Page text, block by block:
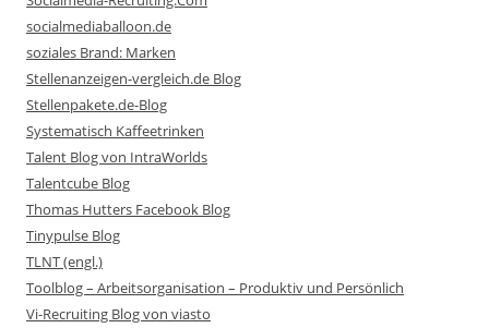
socialmediaballoon.de
soziales Brand: Marken
Stellenanzeigen-vergleich.de Blog
Stellenpakete.de-Blog
Systematisch Kaffeetrinken
Talent Blog von IntraWorlds
Talentcube Blog
Thomas Hutters Facebook Blog
Tinypulse Blog
TLNT (engl.)
Toolblog – Arbeitsorganisation – Produktiv und Persönlich
Vi-Recruiting Blog von viasto